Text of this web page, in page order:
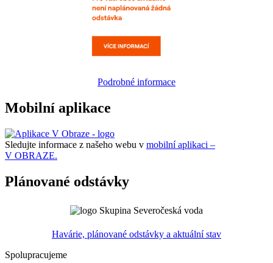
Podrobné informace
Mobilní aplikace
Sledujte informace z našeho webu v mobilní aplikaci –
V OBRAZE.
Plánované odstávky
Havárie, plánované odstávky a aktuální stav
Spolupracujeme